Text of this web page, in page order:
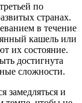
по
странах.
в течение
кашель или
их состояние.
достигнута
сложности.
и